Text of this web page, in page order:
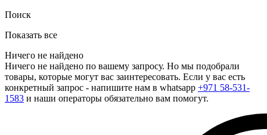
Поиск
Показать все
Ничего не найдено
Ничего не найдено по вашему запросу. Но мы подобрали
товары, которые могут вас заинтересовать. Если у вас есть
конкретный запрос - напишите нам в whatsapp +971 58-531-
1583 и наши операторы обязательно вам помогут.